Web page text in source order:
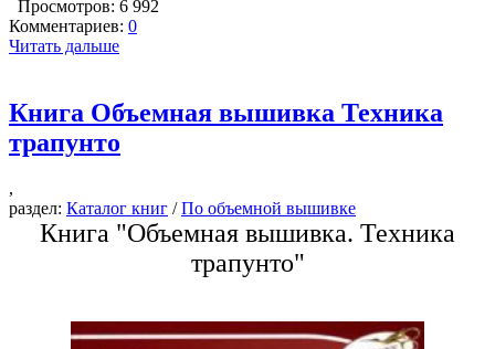
Просмотров: 6 992
Комментариев: 0
Читать дальше
Книга Объемная вышивка Техника
трапунто
,
раздел: Каталог книг /По объемной вышивке
Книга "Объемная вышивка. Техника
трапунто"